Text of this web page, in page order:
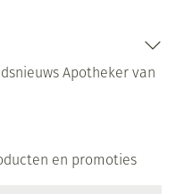
Apotheker van
en promoties